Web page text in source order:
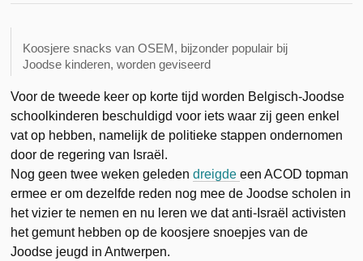
Koosjere snacks van OSEM, bijzonder populair bij
Joodse kinderen, worden geviseerd
Voor de tweede keer op korte tijd worden Belgisch-Joodse
schoolkinderen beschuldigd voor iets waar zij geen enkel
vat op hebben, namelijk de politieke stappen ondernomen
door de regering van Israël.
Nog geen twee weken geledendreigdeeen ACOD topman
ermee er om dezelfde reden nog mee de Joodse scholen in
het vizier te nemen en nu leren we dat anti-Israël activisten
het gemunt hebben op de koosjere snoepjes van de
Joodse jeugd in Antwerpen.